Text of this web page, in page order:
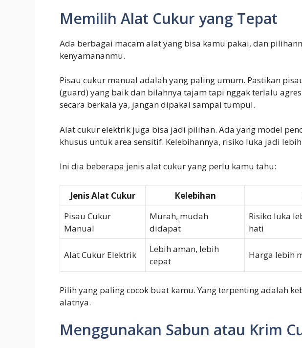
Memilih Alat Cukur yang Tepat
Ada berbagai macam alat yang bisa kamu pakai, dan
kenyamananmu.
Pisau cukur manual adalah yang paling umum. Pastikan
(guard) yang baik dan bilahnya tajam tapi nggak terlalu
secara berkala ya, jangan dipakai sampai tumpul.
Alat cukur elektrik juga bisa jadi pilihan. Ada yang model
khusus untuk area sensitif. Kelebihannya, risiko luka jadi
Ini dia beberapa jenis alat cukur yang perlu kamu tahu:
Jenis Alat Cukur Kelebihan
Pisau Cukur
Manual
Murah, mudah
didapat
Risiko luka
hati
Alat Cukur Elektrik
Lebih aman, lebih
cepat
Harga lebih
Pilih yang paling cocok buat kamu. Yang terpenting adalah
alatnya.
Menggunakan Sabun atau Krim